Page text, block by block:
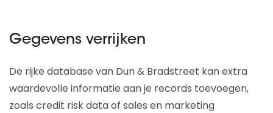
Gegevens verrijken
De rijke database van Dun & Bradstreet kan extra
waardevolle informatie aan je records toevoegen,
zoals credit risk data of sales en marketing